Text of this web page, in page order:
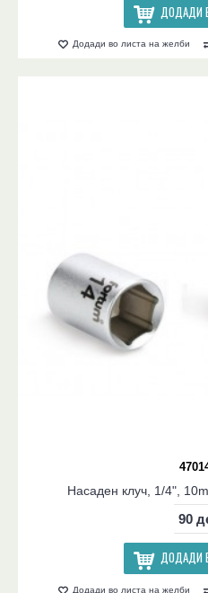
ДОДАДИ
Додади во листа на желби
Насаден клуч, 1/4",
90
ДОДАДИ
Додади во листа на желби